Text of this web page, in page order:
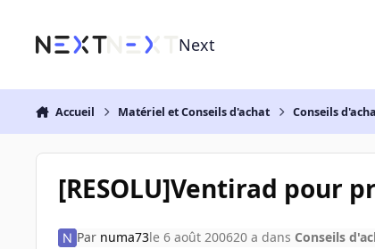
Next
Accueil Matériel et Conseils d'achat Conseils
[RESOLU]Ventirad pour
Par numa73le 6 août 200620 a dans Conseils